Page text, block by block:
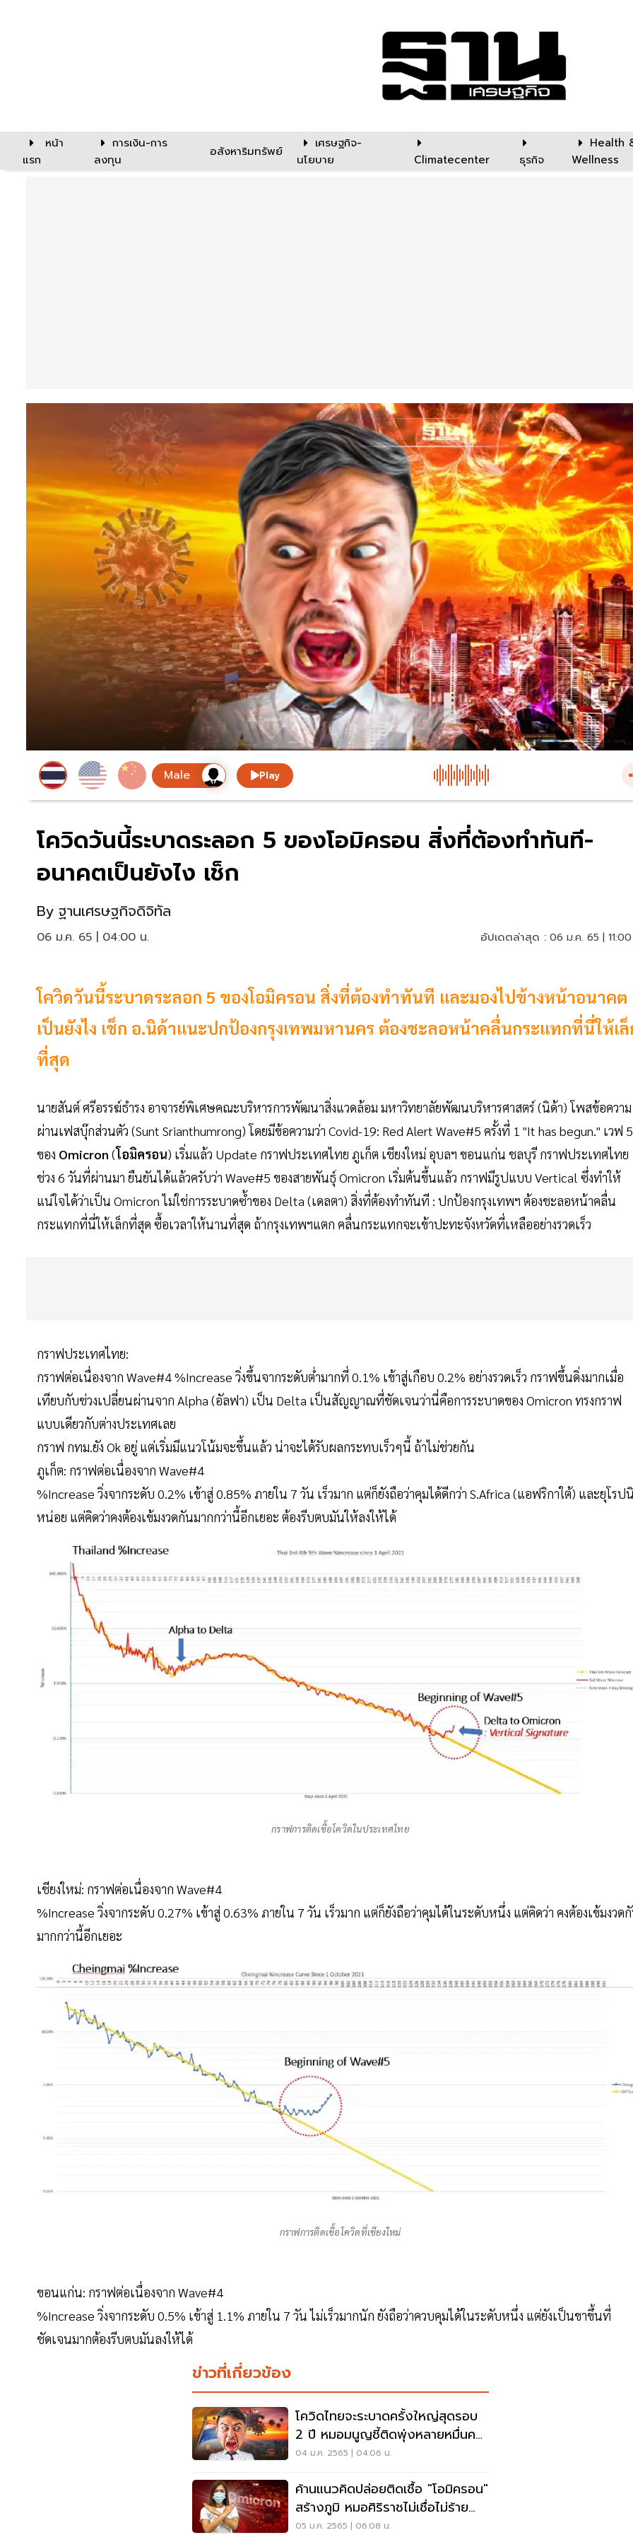
หน้า
แรก
การเงิน-การ
ลงทุน
อสังหาริมทรัพย์
เศรษฐกิจ-
นโยบาย
Climatecenter ธุรกิจ
Health
Wellness
Play
โควิดวันนี้ระบาดระลอก 5 ของโอมิครอน สิ่งที่ต้องทำทันที-
อนาคตเป็นยังไง เช็ก
By ฐานเศรษฐกิจดิจิทัล
06 ม.ค. 65 | 04:00 น. อัปเดตล่าสุด : 06 ม.ค. 65 |
โควิดวันนี้ระบาดระลอก 5 ของโอมิครอน สิ่งที่ต้องทำทันที และมองไปข้างหน้าอนาคต
เป็นยังไง เช็ก อ.นิด้าแนะปกป้องกรุงเทพมหานคร ต้องชะลอหน้าคลื่นกระแทกที่นี่ให้เ
ที่สุด
นายสันต์ ศรีอรรฆ์ธำรง อาจารย์พิเศษคณะบริหารการพัฒนาสิ่งแวดล้อม มหาวิทยาลัยพัฒนบริหารศาสตร์ (นิด้า) โพสข้อความ
ผ่านเฟสบุ๊กส่วนตัว (Sunt Srianthumrong) โดยมีข้อความว่า Covid-19: Red Alert Wave#5 ครั้งที่ 1 "It has begun." เวฟ 5
ของ Omicron (โอมิครอน) เริ่มแล้ว Update กราฟประเทศไทย ภูเก็ต เชียงใหม่ อุบลฯ ขอนแก่น ชลบุรี กราฟประเทศไทย
ช่วง 6 วันที่ผ่านมา ยืนยันได้แล้วครับว่า Wave#5 ของสายพันธุ์ Omicron เริ่มต้นขึ้นแล้ว กราฟมีรูปแบบ Vertical ซึ่งทำให้
แน่ใจได้ว่าเป็น Omicron ไม่ใช่การระบาดซ้ำของ Delta (เดลตา) สิ่งที่ต้องทำทันที : ปกป้องกรุงเทพฯ ต้องชะลอหน้าคลื่น
กระแทกที่นี่ให้เล็กที่สุด ซื้อเวลาให้นานที่สุด ถ้ากรุงเทพฯแตก คลื่นกระแทกจะเข้าปะทะจังหวัดที่เหลืออย่างรวดเร็ว
กราฟประเทศไทย:
กราฟต่อเนื่องจาก Wave#4 %Increase วิ่งขึ้นจากระดับต่ำมากที่ 0.1% เข้าสู่เกือบ 0.2% อย่างรวดเร็ว กราฟขึ้นดิ่งมากเมื่อ
เทียบกับช่วงเปลี่ยนผ่านจาก Alpha (อัลฟา) เป็น Delta เป็นสัญญาณที่ชัดเจนว่านี่คือการระบาดของ Omicron ทรงกราฟ
แบบเดียวกับต่างประเทศเลย
กราฟ กทม.ยัง Ok อยู่ แต่เริ่มมีแนวโน้มจะขึ้นแล้ว น่าจะได้รับผลกระทบเร็วๆนี้ ถ้าไม่ช่วยกัน
ภูเก็ต: กราฟต่อเนื่องจาก Wave#4
%Increase วิ่งจากระดับ 0.2% เข้าสู่ 0.85% ภายใน 7 วัน เร็วมาก แต่ก็ยังถือว่าคุมได้ดีกว่า S.Africa (แอฟริกาใต้) และยุโรป
หน่อย แต่คิดว่าคงต้องเข้มงวดกันมากกว่านี้อีกเยอะ ต้องรีบตบมันให้ลงให้ได้
กราฟการติดเชื้อโควิดในประเทศไทย
เชียงใหม่: กราฟต่อเนื่องจาก Wave#4
%Increase วิ่งจากระดับ 0.27% เข้าสู่ 0.63% ภายใน 7 วัน เร็วมาก แต่ก็ยังถือว่าคุมได้ในระดับหนึ่ง แต่คิดว่า คงต้องเข้มงวด
มากกว่านี้อีกเยอะ
กราฟการติดเชื้อโควิดที่เชียงใหม่
ขอนแก่น: กราฟต่อเนื่องจาก Wave#4
%Increase วิ่งจากระดับ 0.5% เข้าสู่ 1.1% ภายใน 7 วัน ไม่เร็วมากนัก ยังถือว่าควบคุมได้ในระดับหนึ่ง แต่ยังเป็นขาขึ้นที่
ชัดเจนมากต้องรีบตบมันลงให้ได้
ข่าวที่เกี่ยวข้อง
โควิดไทยจะระบาดครั้งใหญ่สุดรอบ
2 ปี หมอมนูญชี้ติดพุ่งหลายหมื่นคน
ต่อวัน
04 ม.ค. 2565 | 04:06 น.
ค้านแนวคิดปล่อยติดเชื้อ "โอมิครอน"
สร้างภูมิ หมอศิริราชไม่เชื่อไม่ร้าย
แรง
05 ม.ค. 2565 | 06:08 น.